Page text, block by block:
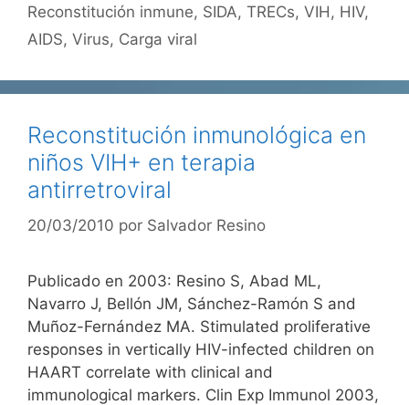
Reconstitución inmune, SIDA, TRECs, VIH, HIV,
AIDS, Virus, Carga viral
Reconstitución inmunológica en
niños VIH+ en terapia
antirretroviral
20/03/2010 por Salvador Resino
Publicado en 2003: Resino S, Abad ML,
Navarro J, Bellón JM, Sánchez-Ramón S and
Muñoz-Fernández MA. Stimulated proliferative
responses in vertically HIV-infected children on
HAART correlate with clinical and
immunological markers. Clin Exp Immunol 2003,